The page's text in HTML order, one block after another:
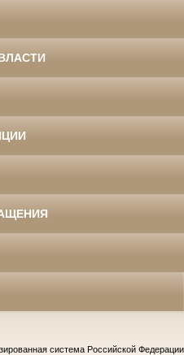
система Российской